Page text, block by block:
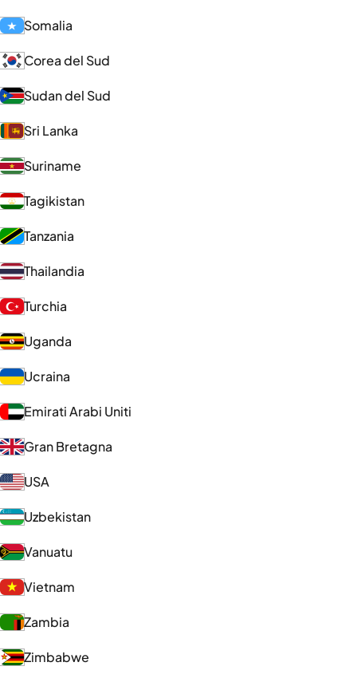
Somalia
Corea del Sud
Sudan del Sud
Sri Lanka
Suriname
Tagikistan
Tanzania
Thailandia
Turchia
Uganda
Ucraina
Emirati Arabi Uniti
Gran Bretagna
USA
Uzbekistan
Vanuatu
Vietnam
Zambia
Zimbabwe